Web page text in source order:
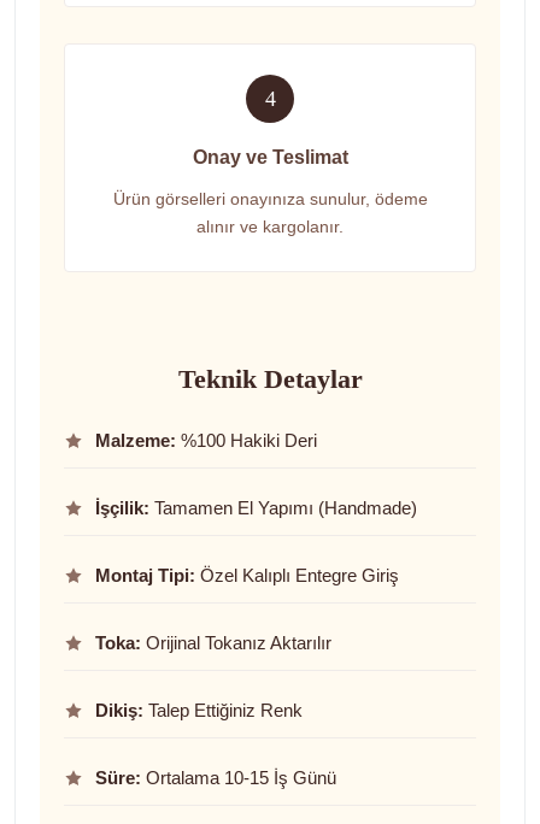
4
Onay ve Teslimat
Ürün görselleri onayınıza sunulur, ödeme
alınır ve kargolanır.
Teknik Detaylar
Malzeme: %100 Hakiki Deri
İşçilik: Tamamen El Yapımı (Handmade)
Montaj Tipi: Özel Kalıplı Entegre Giriş
Toka: Orijinal Tokanız Aktarılır
Dikiş: Talep Ettiğiniz Renk
Süre: Ortalama 10-15 İş Günü